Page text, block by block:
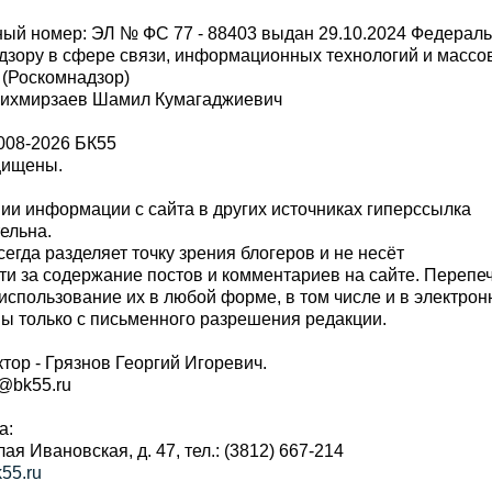
номер: ЭЛ № ФС 77 - 88403 выдан 29.10.2024
в сфере связи, информационных технологий и
Шамил Кумагаджиевич
2026 БК55
информации с сайта в других источниках гиперссылка
разделяет точку зрения блогеров и не несёт
за содержание постов и комментариев на сайте.
их в любой форме, в том числе и в
с письменного разрешения редакции.
- Грязнов Георгий Игоревич.
Ивановская, д. 47, тел.: (3812) 667-214